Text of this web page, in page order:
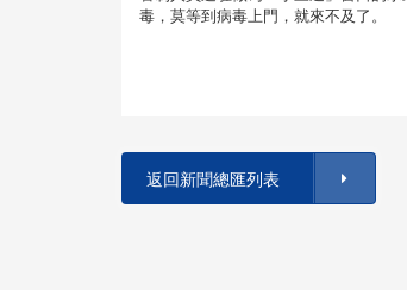
毒，莫等到病毒上門，就來不及了。
返回新聞總匯列表